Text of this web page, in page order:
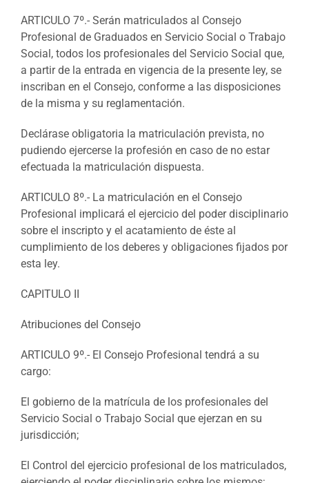
ARTICULO 7º.- Serán matriculados al Consejo
Profesional de Graduados en Servicio Social o Trabajo
Social, todos los profesionales del Servicio Social que,
a partir de la entrada en vigencia de la presente ley, se
inscriban en el Consejo, conforme a las disposiciones
de la misma y su reglamentación.
Declárase obligatoria la matriculación prevista, no
pudiendo ejercerse la profesión en caso de no estar
efectuada la matriculación dispuesta.
ARTICULO 8º.- La matriculación en el Consejo
Profesional implicará el ejercicio del poder disciplinario
sobre el inscripto y el acatamiento de éste al
cumplimiento de los deberes y obligaciones fijados por
esta ley.
CAPITULO II
Atribuciones del Consejo
ARTICULO 9º.- El Consejo Profesional tendrá a su
cargo:
El gobierno de la matrícula de los profesionales del
Servicio Social o Trabajo Social que ejerzan en su
jurisdicción;
El Control del ejercicio profesional de los matriculados,